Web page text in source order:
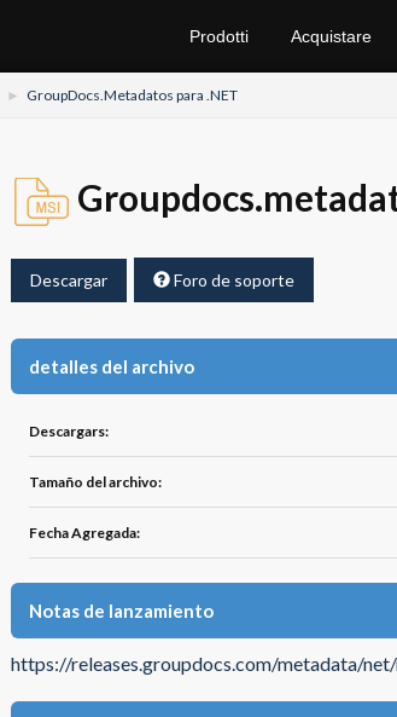
Prodotti Acquistare
GroupDocs.Metadatos para .NET
Descargar Foro de soporte
detalles del archivo
Descargars:
Tamaño del archivo:
Fecha Agregada:
Notas de lanzamiento
https://releases.groupdocs.com/metadata/